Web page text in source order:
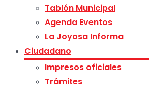
Tablón Municipal
Agenda Eventos
La Joyosa Informa
Ciudadano
Impresos oficiales
Trámites